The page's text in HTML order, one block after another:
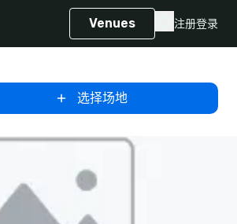
Venues 注册登录
选择场地